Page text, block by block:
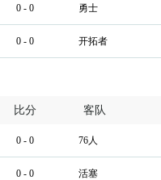
0 - 0 勇士
0 - 0 开拓者
比分 客队
0 - 0 76人
0 - 0 活塞